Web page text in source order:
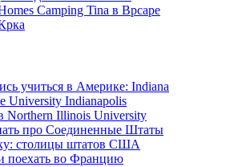
Camping Tina в Врсаре
учиться в Америке: Indiana
University Indianapolis
Northern Illinois University
про Соединенные Штаты
столицы штатов США
поехать во Францию